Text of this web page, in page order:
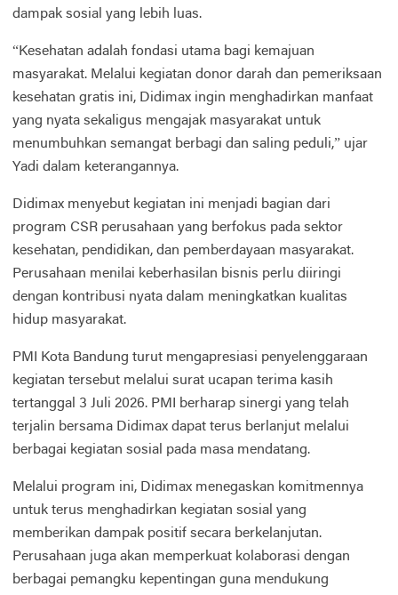
dampak sosial yang lebih luas.
“Kesehatan adalah fondasi utama bagi kemajuan
masyarakat. Melalui kegiatan donor darah dan pemeriksaan
kesehatan gratis ini, Didimax ingin menghadirkan manfaat
yang nyata sekaligus mengajak masyarakat untuk
menumbuhkan semangat berbagi dan saling peduli,” ujar
Yadi dalam keterangannya.
Didimax menyebut kegiatan ini menjadi bagian dari
program CSR perusahaan yang berfokus pada sektor
kesehatan, pendidikan, dan pemberdayaan masyarakat.
Perusahaan menilai keberhasilan bisnis perlu diiringi
dengan kontribusi nyata dalam meningkatkan kualitas
hidup masyarakat.
PMI Kota Bandung turut mengapresiasi penyelenggaraan
kegiatan tersebut melalui surat ucapan terima kasih
tertanggal 3 Juli 2026. PMI berharap sinergi yang telah
terjalin bersama Didimax dapat terus berlanjut melalui
berbagai kegiatan sosial pada masa mendatang.
Melalui program ini, Didimax menegaskan komitmennya
untuk terus menghadirkan kegiatan sosial yang
memberikan dampak positif secara berkelanjutan.
Perusahaan juga akan memperkuat kolaborasi dengan
berbagai pemangku kepentingan guna mendukung